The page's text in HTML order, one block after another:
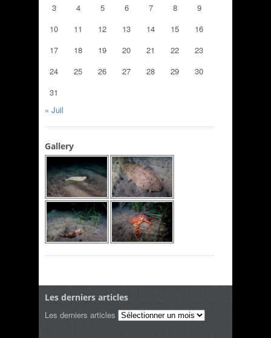
3
4 5 6 7 8
9
10
11 12 13 14 15
16
17
18 19 20 21 22
23
24
25 26 27 28 29
30
31
« Juil
Gallery
Les derniers articles
Les derniers articles